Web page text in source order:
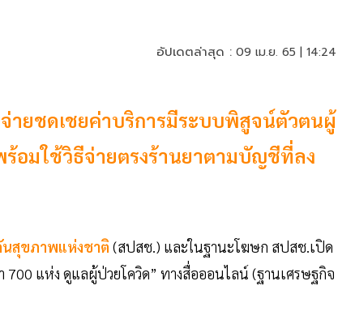
อัปเดตล่าสุด : 09 เม.ย. 65 |
ายชดเชยค่าบริการมีระบบพิสูจน์ตัวตนผู้
อมใช้วิธีจ่ายตรงร้านยาตามบัญชีที่ลง
นสุขภาพแห่งชาติ (สปสช.) และในฐานะโฆษก สปสช.เปิด
700 แห่ง ดูแลผู้ป่วยโควิด” ทางสื่อออนไลน์ (ฐานเศรษฐกิจ